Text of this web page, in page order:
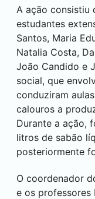
A ação consistiu
estudantes
Santos, Maria
Natalia Costa,
João Candido e
social, que
conduziram
calouros a
Durante a ação,
litros de sabão
posteriormente
O coordenador
e os professores